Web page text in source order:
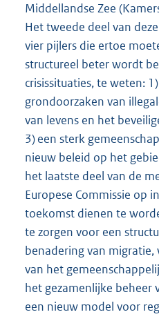
Middellandse Zee
Het tweede deel van
vier pijlers die ertoe
structureel beter wordt
crisissituaties, te weten:
grondoorzaken van
van levens en het
3) een sterk
nieuw beleid op het
het laatste deel van de
Europese Commissie op
toekomst dienen te
te zorgen voor een
benadering van
van het
het gezamenlijke beheer
een nieuw model voor